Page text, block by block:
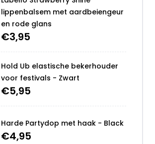
lippenbalsem met aardbeiengeur
en rode glans
€3,95
Hold Ub elastische bekerhouder
voor festivals - Zwart
€5,95
Harde Partydop met haak - Black
€4,95